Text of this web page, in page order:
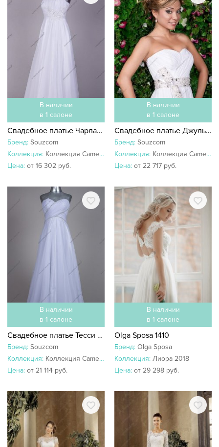
В наличии
в 1 салоне
Свадебное платье Чарлайн 00890
Бренд: Souzcom
Коллекция: Коллекция Camellia
Цена: от 16 302 руб.
В наличии
в 1 салоне
Свадебное платье Джульетта 91964
Бренд: Souzcom
Коллекция: Коллекция Camellia
Цена: от 22 717 руб.
В наличии
в 1 салоне
Свадебное платье Тесси 00891
Бренд: Souzcom
Коллекция: Коллекция Camellia
Цена: от 21 114 руб.
В наличии
в 1 салоне
Olga Sposa 1410
Бренд: Olga Sposa
Коллекция: Лиора 2018
Цена: от 29 298 руб.